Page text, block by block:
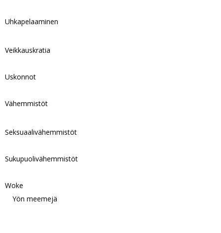
Uhkapelaaminen
Veikkauskratia
Uskonnot
Vähemmistöt
Seksuaalivähemmistöt
Sukupuolivähemmistöt
Woke
Yön meemejä